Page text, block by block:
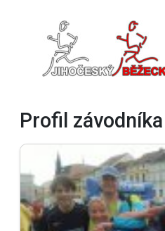
Profil